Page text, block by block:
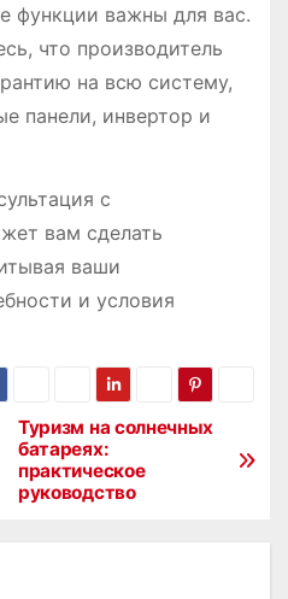
функции важны для вас.
что производитель
на всю систему,
панели, инвертор и
с
вам сделать
ваши
и условия
Туризм на солнечных
батареях:
практическое
руководство